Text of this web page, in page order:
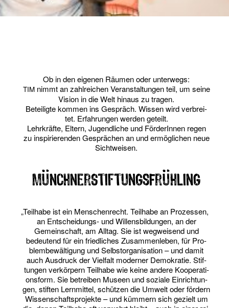
Ob in den eige­nen Räu­men oder unterwegs:
TIMnimmt an zahl­rei­chen Ver­an­stal­tun­gen teil, um sei­ne
Visi­on in die Welt hin­aus zu tragen.
Betei­lig­te kom­men ins Gespräch. Wis­sen wird ver­brei­
tet. Erfah­run­gen wer­den geteilt.
Lehr­kräf­te, Eltern, Jugend­li­che und För­de­rIn­nen regen
zu inspi­rie­ren­den Gesprä­chen an und ermög­li­chen neue
Sichtweisen.
MünchnerStiftungsFrühling
„Teil­ha­be ist ein Men­schen­recht. Teil­ha­be an Pro­zes­sen,
an Ent­schei­dungs- und Wil­lens­bil­dun­gen, an der
Gemein­schaft, am All­tag. Sie ist weg­wei­send und
bedeu­tend für ein fried­li­ches Zusam­men­le­ben, für Pro­
blem­be­wäl­ti­gung und Selbst­or­ga­ni­sa­ti­on – und damit
auch Aus­druck der Viel­falt moder­ner Demo­kra­tie. Stif­
tun­gen ver­kör­pern Teil­ha­be wie kei­ne ande­re Koope­ra­ti­
ons­form. Sie betrei­ben Muse­en und sozia­le Ein­rich­tun­
gen, stif­ten Lern­mit­tel, schüt­zen die Umwelt oder för­dern
Wis­sen­schafts­pro­jek­te – und küm­mern sich gezielt um